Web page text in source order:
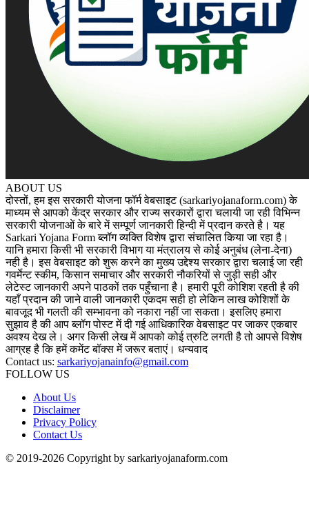
ABOUT US
दोस्तों, हम इस सरकारी योजना फॉर्म वेबसाइट (sarkariyojanaform.com) के
माध्यम से आपको केंद्र सरकार और राज्य सरकारों द्वारा चलायी जा रही विभिन्न
सरकारी योजनाओं के बारे में सम्पूर्ण जानकारी हिन्दी में प्रदान करते है। यह
Sarkari Yojana Form ब्लॉग व्यक्ति विशेष द्वारा संचालित किया जा रहा है।
यानि हमारा किसी भी सरकारी विभाग या मंत्रालय से कोई अनुबंध (लेना-देना)
नही है। इस वेबसाइट को शुरू करने का मुख्य उद्देश्य सरकार द्वारा चलाई जा रही
गवर्मेन्ट स्कीम, किसान समाचार और सरकारी नौकरियों से जुड़ी सही और
लेटेस्ट जानकारी अपने पाठकों तक पहुँचाना है। हमारी पूरी कोशिश रहती है की
यहाँ प्रदान की जाने वाली जानकारी एकदम सही हो लेकिन लाख कोशिशों के
बावजूद भी गलती की सम्भावना को नकारा नहीं जा सकता। इसलिए हमारा
सुझाव है की आप ब्लॉग पोस्ट में दी गई आधिकारिक वेबसाइट पर जाकर एकबार
अवश्य देख ले। अगर किसी लेख में आपको कोई त्रुटि लगती है तो आपसे विशेष
आग्रह है कि हमें कमेंट बॉक्स में जरूर बताएं। धन्यवाद
Contact us: sarkariyojanainfo@gmail.com
FOLLOW US
About Us
Disclaimer
Privacy Policy
Contact Us
© 2019-2026 Copyright by sarkariyojanaform.com